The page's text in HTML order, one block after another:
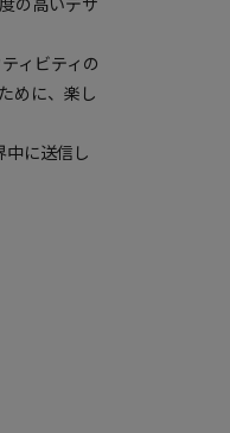
の高いデザ
ィビティの
めに、楽し
中に送信し